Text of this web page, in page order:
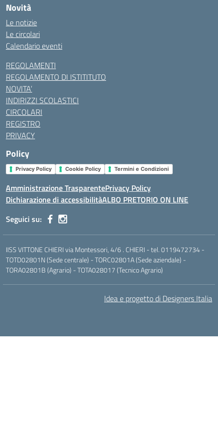
Novità
Le notizie
Le circolari
Calendario eventi
REGOLAMENTI
REGOLAMENTO DI ISTITITUTO
NOVITA’
INDIRIZZI SCOLASTICI
CIRCOLARI
REGISTRO
PRIVACY
Policy
Privacy Policy Cookie Policy Termini e Condizioni
Amministrazione TrasparentePrivacy Policy
Dichiarazione di accessibilitàALBO PRETORIO ON LINE
Seguici su:
IISS VITTONE CHIERI via Montessori, 4/6 . CHIERI - tel. 0119472734 -
TOTD02801N (Sede centrale) - TORC02801A (Sede aziendale) -
TORA02801B (Agrario) - TOTA028017 (Tecnico Agrario)
Idea e progetto di Designers Italia